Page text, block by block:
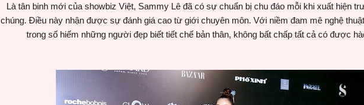
Là tân binh mới của showbiz Việt, Sammy Lê đã có sự chuẩn bị chu đáo mỗi khi xuất hiện
chúng. Điều này nhận được sự đánh giá cao từ giới chuyên môn. Với niềm đam mê nghệ
trong số hiếm những người đẹp biết tiết chế bản thân, không bất chấp tất cả có được